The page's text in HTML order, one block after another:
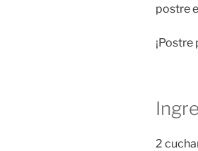
postre
2